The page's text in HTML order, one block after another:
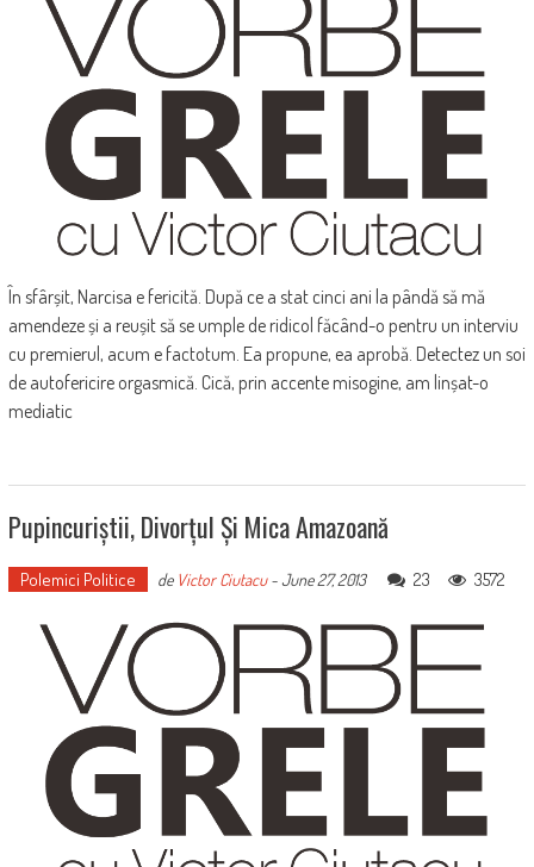
În sfârșit, Narcisa e fericită. După ce a stat cinci ani la pândă să mă
amendeze și a reușit să se umple de ridicol făcând-o pentru un interviu
cu premierul, acum e factotum. Ea propune, ea aprobă. Detectez un soi
de autofericire orgasmică. Cică, prin accente misogine, am linșat-o
mediatic
Pupincuriștii, Divorțul Și Mica Amazoană
Polemici Politice de Victor Ciutacu-June 27, 2013 23 3572